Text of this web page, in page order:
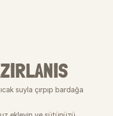
suyla çırpıp bardağa